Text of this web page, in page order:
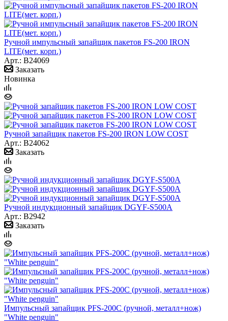
Ручной импульсный запайщик пакетов FS-200 IRON
LITE(мет. корп.)
Арт.: B24069
Заказать
Новинка
Ручной запайщик пакетов FS-200 IRON LOW COST
Арт.: B24062
Заказать
Ручной индукционный запайщик DGYF-S500A
Арт.: B2942
Заказать
Импульсный запайщик PFS-200С (ручной, металл+нож)
"White penguin"